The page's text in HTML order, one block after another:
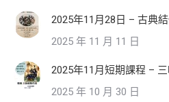
2025年11月28日 – 古典
2025 年 11 月 11 日
2025年11月短期課程 –
2025 年 10 月 30 日